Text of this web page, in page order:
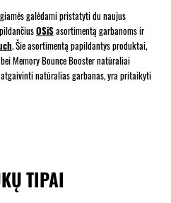
galėdami pristatyti du naujus
OSiSasortimentą garbanoms ir
. Šie asortimentą papildantys produktai,
Memory Bounce Booster natūraliai
natūralias garbanas, yra pritaikyti
TIPAI